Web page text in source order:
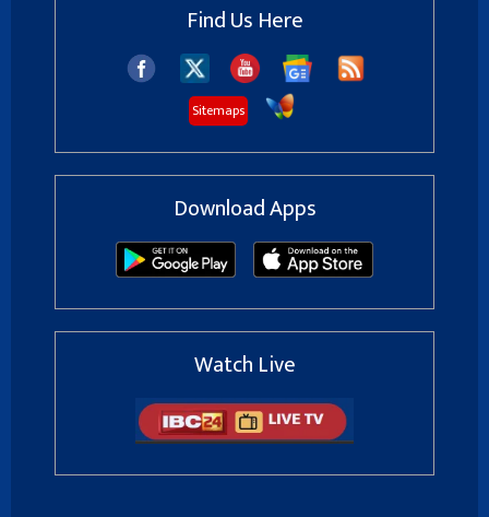
Find Us Here
Sitemaps
Download Apps
Watch Live